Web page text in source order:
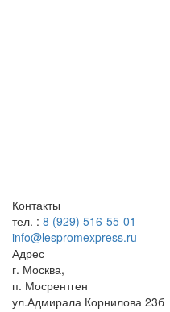
Контакты
тел. : 8 (929) 516-55-01
info@lespromexpress.ru
Адрес
г. Москва,
п. Мосрентген
ул.Адмирала Корнилова 23б